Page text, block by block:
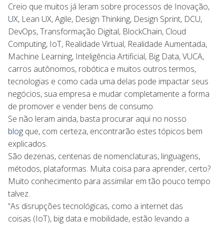
Creio que muitos já leram sobre processos de Inovação,
UX, Lean UX, Agile, Design Thinking, Design Sprint, DCU,
DevOps, Transformação Digital, BlockChain, Cloud
Computing, IoT, Realidade Virtual, Realidade Aumentada,
Machine Learning, Inteligência Artificial, Big Data, VUCA,
carros autônomos, robótica e muitos outros termos,
tecnologias e como cada uma delas pode impactar seus
negócios, sua empresa e mudar completamente a forma
de promover e vender bens de consumo.
Se não leram ainda, basta procurar aqui no nosso
blog que, com certeza, encontrarão estes tópicos bem
explicados.
São dezenas, centenas de nomenclaturas, linguagens,
métodos, plataformas. Muita coisa para aprender, certo?
Muito conhecimento para assimilar em tão pouco tempo
talvez.
“As disrupções tecnológicas, como a internet das
coisas (IoT), big data e mobilidade, estão levando a